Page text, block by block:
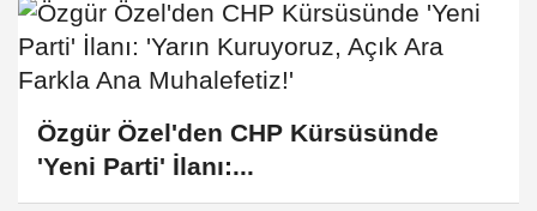
Özgür Özel'den CHP Kürsüsünde
'Yeni Parti' İlanı:...